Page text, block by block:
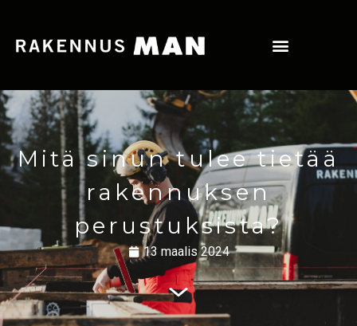
Mitä sinun tulee tietää
rakennuksen
perustuksista?
13 maalis 2024